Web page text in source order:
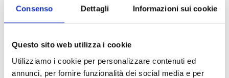
Consenso Dettagli Informazioni sui cookie
Questo sito web utilizza i cookie
Utilizziamo i cookie per personalizzare contenuti ed
annunci, per fornire funzionalità dei social media e per